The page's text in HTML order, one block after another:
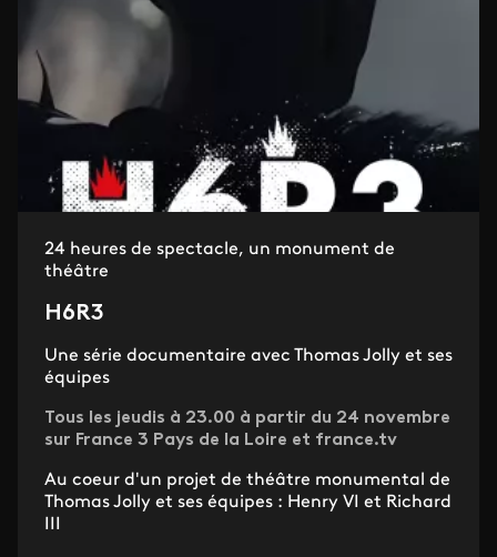
24 heures de spectacle, un monument de
théâtre
H6R3
Une série documentaire avec Thomas Jolly et ses
équipes
Tous les jeudis à 23.00 à partir du 24 novembre
sur France 3 Pays de la Loire et france.tv
Au coeur d'un projet de théâtre monumental de
Thomas Jolly et ses équipes : Henry VI et Richard